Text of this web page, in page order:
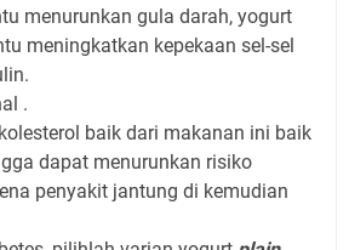
menurunkan gula darah, yogurt
meningkatkan kepekaan sel-sel
.
baik dari makanan ini baik
dapat menurunkan risiko
penyakit jantung di kemudian